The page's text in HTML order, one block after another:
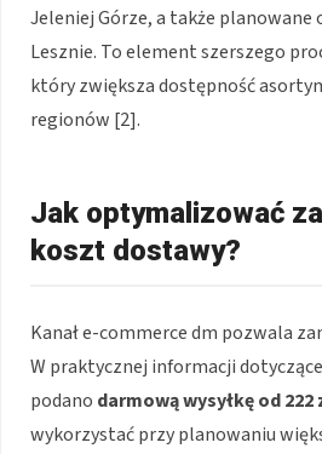
Jeleniej Górze, a także planowane
Lesznie. To element szerszego
który zwiększa dostępność
regionów [2].
Jak optymalizować
koszt dostawy?
Kanał e-commerce dm pozwala
W praktycznej informacji
podano darmową wysyłkę od 222
wykorzystać przy planowaniu